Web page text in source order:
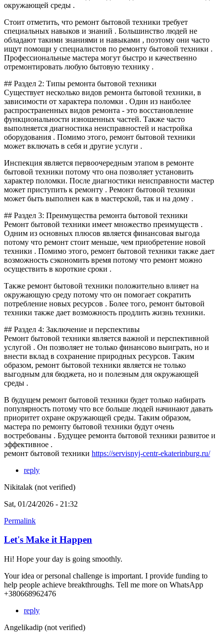
окружающей среды .
Стоит отметить, что ремонт бытовой техники требует
специальных навыков и знаний . Большинство людей не
обладают такими знаниями и навыками , поэтому они часто
ищут помощи у специалистов по ремонту бытовой техники .
Профессиональные мастера могут быстро и качественно
отремонтировать любую бытовую технику .
## Раздел 2: Типы ремонта бытовой техники
Существует несколько видов ремонта бытовой техники, в
зависимости от характера поломки . Один из наиболее
распространенных видов ремонта - это восстановление
функциональности изношенных частей. Также часто
выполняется диагностика неисправностей и настройка
оборудования . Помимо этого, ремонт бытовой техники
может включать в себя и другие услуги .
Инспекция является первоочередным этапом в ремонте
бытовой техники потому что она позволяет установить
характер поломки. После диагностики неисправности мастер
может приступить к ремонту . Ремонт бытовой техники
может быть выполнен как в мастерской, так и на дому .
## Раздел 3: Преимущества ремонта бытовой техники
Ремонт бытовой техники имеет множество преимуществ .
Одним из основных плюсов является финансовая выгода
потому что ремонт стоит меньше, чем приобретение новой
техники . Помимо этого, ремонт бытовой техники также дает
возможность сэкономить время потому что ремонт можно
осуществить в короткие сроки .
Также ремонт бытовой техники положительно влияет на
окружающую среду потому что он помогает сократить
потребление новых ресурсов . Более того, ремонт бытовой
техники также дает возможность продлить жизнь техники.
## Раздел 4: Заключение и перспективы
Ремонт бытовой техники является важной и перспективной
услугой . Он позволяет не только финансово выиграть, но и
внести вклад в сохранение природных ресурсов. Таким
образом, ремонт бытовой техники является не только
выгодным для бюджета, но и полезным для окружающей
среды .
В будущем ремонт бытовой техники будет только набирать
популярность потому что все больше людей начинают давать
приоритет охране окружающей среды. Таким образом,
мастера по ремонту бытовой техники будут очень
востребованы . Будущее ремонта бытовой техники развитое и
эффективное .
ремонт бытовой техники https://servisnyj-centr-ekaterinburg.ru/
reply
Nikitalak (not verified)
Sat, 01/24/2026 - 21:32
Permalink
Let's Make it Happen
Hi! Hope your day is going smoothly.
Your idea or personal challenge is important. I provide funding to
help people achieve breakthroughs. Tell me more on WhatsApp
+380668962476
reply
Angelikadip (not verified)